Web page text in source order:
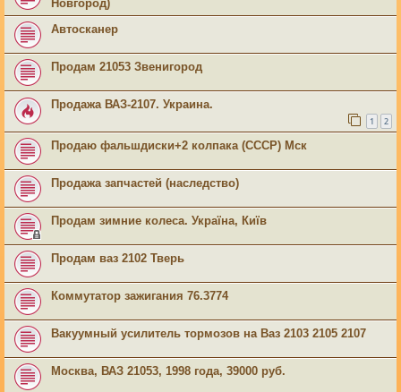
Новгород)
Автосканер
Продам 21053 Звенигород
Продажа ВАЗ-2107. Украина.
1 2
Продаю фальшдиски+2 колпака (СССР) Мск
Продажа запчастей (наследство)
Продам зимние колеса. Україна, Київ
Продам ваз 2102 Тверь
Коммутатор зажигания 76.3774
Вакуумный усилитель тормозов на Ваз 2103 2105 2107
Москва, ВАЗ 21053, 1998 года, 39000 руб.